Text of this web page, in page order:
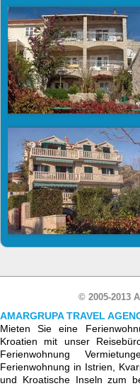
© 2005-2013
AMARGRUPA TRAVEL
Mieten Sie eine
Kroatien mit unser
Ferienwohnung
Ferienwohnung in Istrien,
und Kroatische Inseln zum